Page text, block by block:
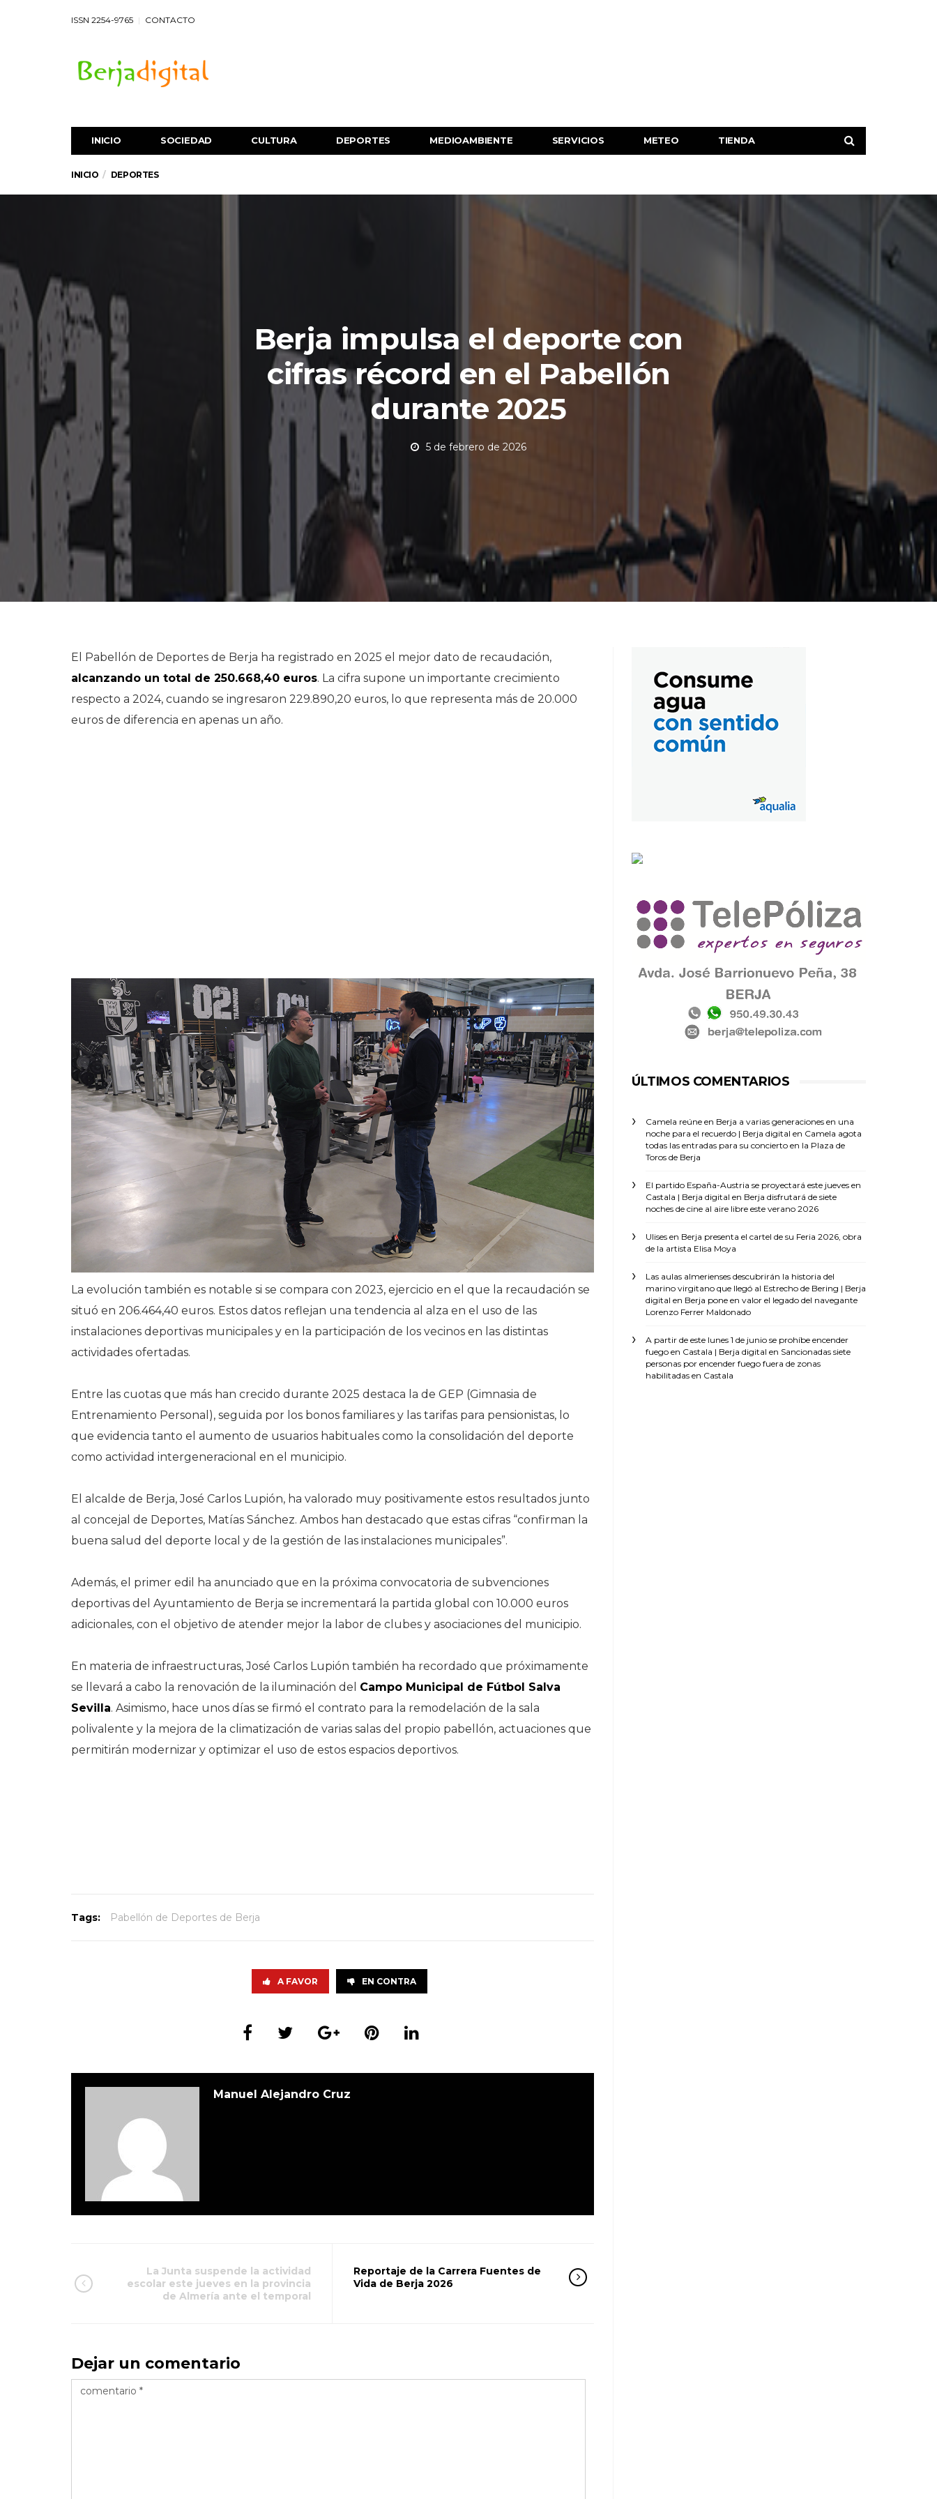
ISSN 2254-9765 CONTACTO
INICIO SOCIEDAD CULTURA DEPORTES MEDIOAMBIENTE SERVICIOS METEO TIENDA
INICIO DEPORTES
Berja impulsa el deporte con
cifras récord en el Pabellón
durante 2025
5 de febrero de 2026
El Pabellón de Deportes de Berja ha registrado en 2025 el mejor dato de recaudación,
alcanzando un total de 250.668,40 euros. La cifra supone un importante crecimiento
respecto a 2024, cuando se ingresaron 229.890,20 euros, lo que representa más de 20.000
euros de diferencia en apenas un año.
La evolución también es notable si se compara con 2023, ejercicio en el que la recaudación se
situó en 206.464,40 euros. Estos datos reflejan una tendencia al alza en el uso de las
instalaciones deportivas municipales y en la participación de los vecinos en las distintas
actividades ofertadas.
Entre las cuotas que más han crecido durante 2025 destaca la de GEP (Gimnasia de
Entrenamiento Personal), seguida por los bonos familiares y las tarifas para pensionistas, lo
que evidencia tanto el aumento de usuarios habituales como la consolidación del deporte
como actividad intergeneracional en el municipio.
El alcalde de Berja, José Carlos Lupión, ha valorado muy positivamente estos resultados junto
al concejal de Deportes, Matías Sánchez. Ambos han destacado que estas cifras “confirman la
buena salud del deporte local y de la gestión de las instalaciones municipales”.
Además, el primer edil ha anunciado que en la próxima convocatoria de subvenciones
deportivas del Ayuntamiento de Berja se incrementará la partida global con 10.000 euros
adicionales, con el objetivo de atender mejor la labor de clubes y asociaciones del municipio.
En materia de infraestructuras, José Carlos Lupión también ha recordado que próximamente
se llevará a cabo la renovación de la iluminación del Campo Municipal de Fútbol Salva
Sevilla. Asimismo, hace unos días se firmó el contrato para la remodelación de la sala
polivalente y la mejora de la climatización de varias salas del propio pabellón, actuaciones que
permitirán modernizar y optimizar el uso de estos espacios deportivos.
Tags: Pabellón de Deportes de Berja
A FAVOR EN CONTRA
Manuel Alejandro Cruz
La Junta suspende la actividad
escolar este jueves en la provincia
de Almería ante el temporal
Reportaje de la Carrera Fuentes de
Vida de Berja 2026
Dejar un comentario
ÚLTIMOS COMENTARIOS
Camela reúne en Berja a varias generaciones en una
noche para el recuerdo | Berja digital en Camela agota
todas las entradas para su concierto en la Plaza de
Toros de Berja
El partido España-Austria se proyectará este jueves en
Castala | Berja digital en Berja disfrutará de siete
noches de cine al aire libre este verano 2026
Ulises en Berja presenta el cartel de su Feria 2026, obra
de la artista Elisa Moya
Las aulas almerienses descubrirán la historia del
marino virgitano que llegó al Estrecho de Bering | Berja
digital en Berja pone en valor el legado del navegante
Lorenzo Ferrer Maldonado
A partir de este lunes 1 de junio se prohíbe encender
fuego en Castala | Berja digital en Sancionadas siete
personas por encender fuego fuera de zonas
habilitadas en Castala